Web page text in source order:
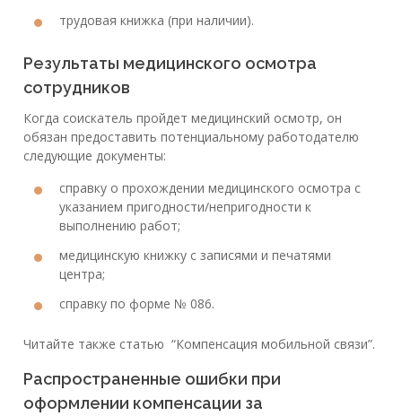
трудовая книжка (при наличии).
Результаты медицинского осмотра
сотрудников
Когда соискатель пройдет медицинский осмотр, он
обязан предоставить потенциальному работодателю
следующие документы:
справку о прохождении медицинского осмотра с
указанием пригодности/непригодности к
выполнению работ;
медицинскую книжку с записями и печатями
центра;
справку по форме № 086.
Читайте также статью “Компенсация мобильной связи”.
Распространенные ошибки при
оформлении компенсации за